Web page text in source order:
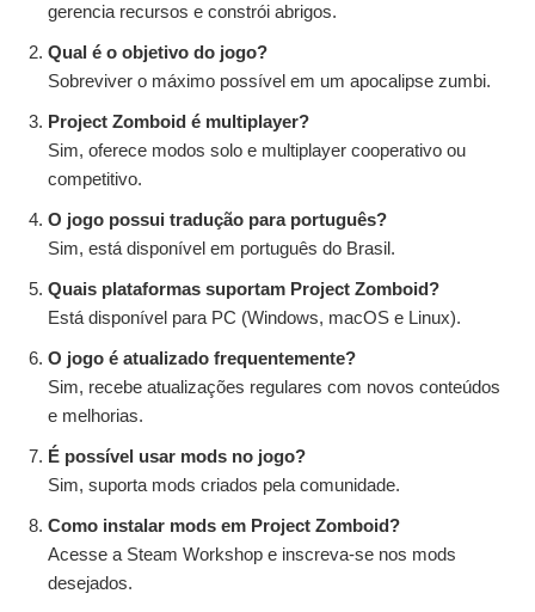
gerencia recursos e constrói abrigos.
Qual é o objetivo do jogo?
Sobreviver o máximo possível em um apocalipse zumbi.
Project Zomboid é multiplayer?
Sim, oferece modos solo e multiplayer cooperativo ou
competitivo.
O jogo possui tradução para português?
Sim, está disponível em português do Brasil.
Quais plataformas suportam Project Zomboid?
Está disponível para PC (Windows, macOS e Linux).
O jogo é atualizado frequentemente?
Sim, recebe atualizações regulares com novos conteúdos
e melhorias.
É possível usar mods no jogo?
Sim, suporta mods criados pela comunidade.
Como instalar mods em Project Zomboid?
Acesse a Steam Workshop e inscreva-se nos mods
desejados.